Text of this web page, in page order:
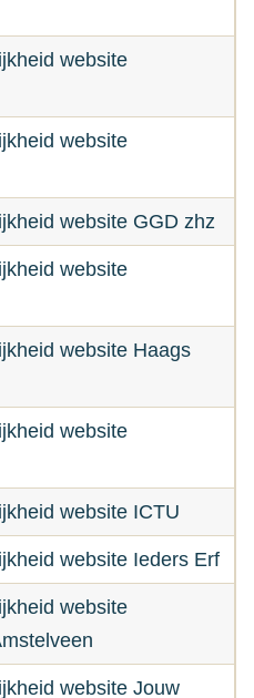
website
website
website GGD zhz
website
website Haags
website
website ICTU
website Ieders Erf
website
website Jouw